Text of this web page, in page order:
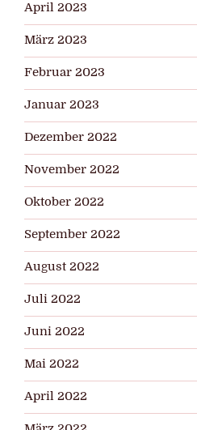
April 2023
März 2023
Februar 2023
Januar 2023
Dezember 2022
November 2022
Oktober 2022
September 2022
August 2022
Juli 2022
Juni 2022
Mai 2022
April 2022